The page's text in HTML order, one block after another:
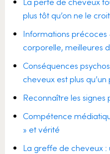
plus tôt qu’on ne le croit
Informations
corporelle, meilleures
Conséquences
cheveux est plus
Reconnaître les
Compétence
» et vérité
La greffe de cheveux :